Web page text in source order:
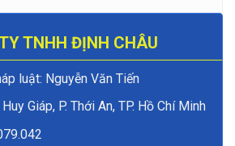
TNHH ĐỊNH CHÂU
luật: Nguyễn Văn Tiến
Giáp, P. Thới An, TP. Hồ Chí Minh